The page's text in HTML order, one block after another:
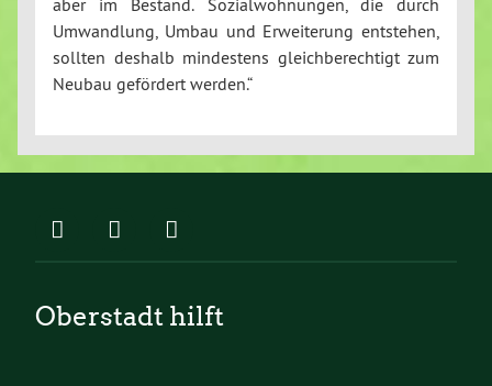
Umwandlung, Umbau und Erweiterung entstehen,
sollten deshalb mindestens gleichberechtigt zum
Neubau gefördert werden.“
Oberstadt hilft